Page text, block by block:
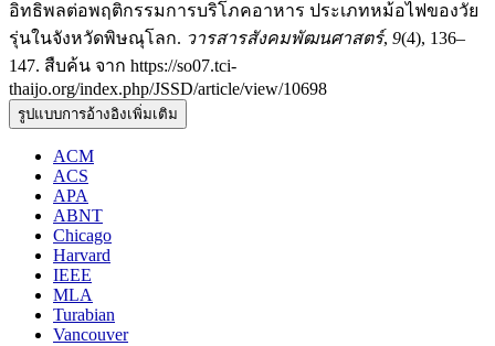
อิทธิพลต่อพฤติกรรมการบริโภคอาหาร ประเภทหม้อไฟของวัย
รุ่นในจังหวัดพิษณุโลก. วารสารสังคมพัฒนศาสตร์, 9(4), 136–
147. สืบค้น จาก https://so07.tci-
thaijo.org/index.php/JSSD/article/view/10698
รูปแบบการอ้างอิงเพิ่มเติม
ACM
ACS
APA
ABNT
Chicago
Harvard
IEEE
MLA
Turabian
Vancouver